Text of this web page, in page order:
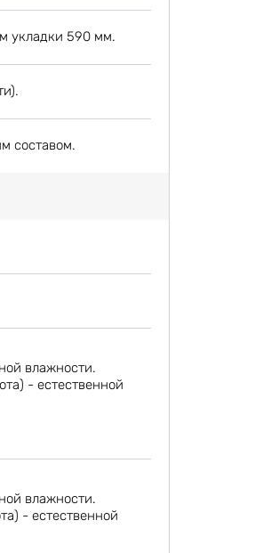
укладки 590 мм.
составом.
влажности.
- естественной
влажности.
- естественной